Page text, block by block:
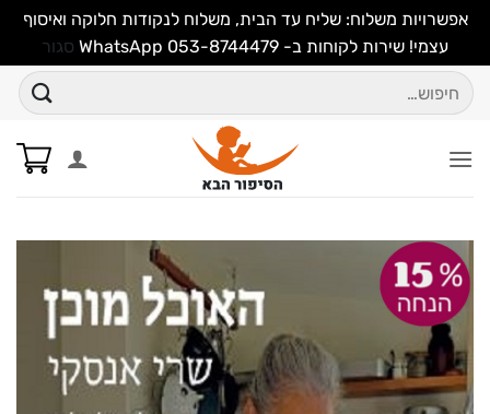
אפשרויות משלוח: שליח עד הבית, משלוח לנקודות חלוקה ואיסוף
עצמי! שירות לקוחות ב- WhatsApp 053-8744479
סגור
Skipחיפוש
עבור: